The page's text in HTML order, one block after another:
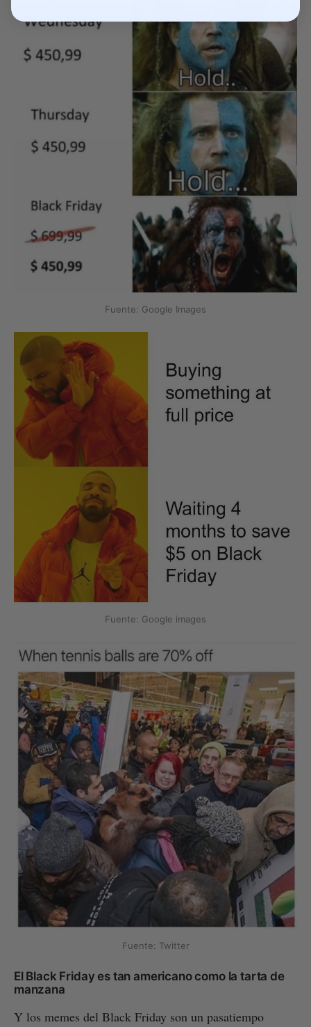
Fuente: Google Images
Fuente: Google images
Fuente: Twitter
El Black Friday es tan americano como la tarta de
manzana
Y los memes del Black Friday son un pasatiempo